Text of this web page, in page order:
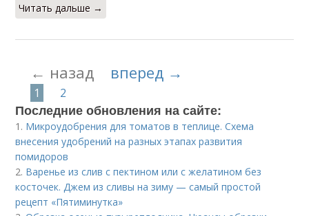
Читать дальше →
← назад вперед →
1 2
Последние обновления на сайте:
1. Микроудобрения для томатов в теплице. Схема
внесения удобрений на разных этапах развития
помидоров
2. Варенье из слив с пектином или с желатином без
косточек. Джем из сливы на зиму — самый простой
рецепт «Пятиминутка»